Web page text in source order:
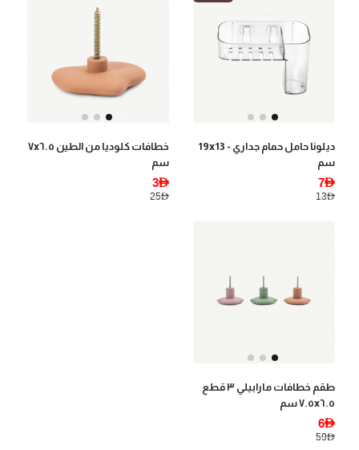
ديلونا حامل حمام جداري - 19x13
سم
7AED
13AED
خطافات كلوديا من الطين ٧x٦.٥
سم
3AED
25AED
طقم خطافات مارابيلي ٣ قطع
٧.٥x٦.٥ سم
6AED
59AED